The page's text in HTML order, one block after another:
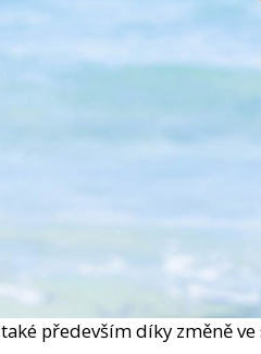
především díky změně